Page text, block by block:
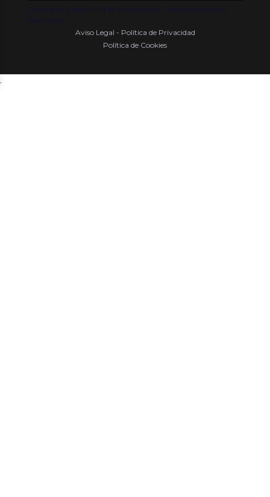
Copyright {{ date('Y') }} ® Franquishop. Todos los derechos
reservados
Aviso Legal - Política de Privacidad
Política de Cookies
.